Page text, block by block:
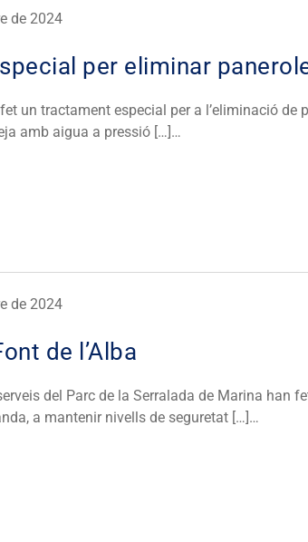
de 2024
per eliminar
un tractament especial per a l’eliminació de
amb aigua a pressió […]…
de 2024
de l’Alba
del Parc de la Serralada de Marina han
a mantenir nivells de seguretat […]…